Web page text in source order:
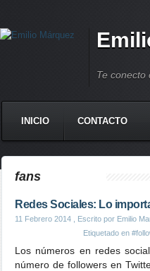
Te conecto
INICIO CONTACTO
fans
Redes Sociales: Lo
11 Febrero 2014 , Escrito por Emilio
Etiquetado en
Los números en redes
número de followers en